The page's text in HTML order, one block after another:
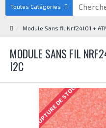
Toutes Catégories
Module Sans fil Nrf24l01 +
MODULE SANS FIL
I2C
RUPTURE DE STOCK